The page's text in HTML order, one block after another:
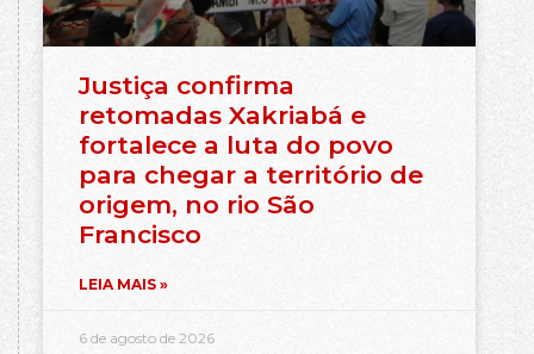
Justiça confirma
retomadas Xakriabá e
fortalece a luta do povo
para chegar a território de
origem, no rio São
Francisco
LEIA MAIS »
6 de agosto de 2026